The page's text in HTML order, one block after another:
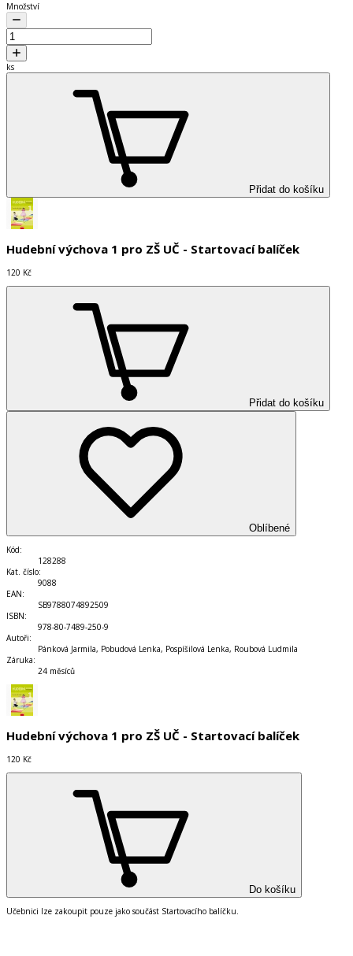
Množství
ks
Přidat do košíku
Hudební výchova 1 pro ZŠ UČ - Startovací balíček
120 Kč
Přidat do košíku
Oblíbené
Kód:
128288
Kat. číslo:
9088
EAN:
SB9788074892509
ISBN:
978-80-7489-250-9
Autoři:
Pánková Jarmila, Pobudová Lenka, Pospíšilová Lenka, Roubová Ludmila
Záruka:
24 měsíců
Hudební výchova 1 pro ZŠ UČ - Startovací balíček
120 Kč
Do košíku
Učebnici lze zakoupit pouze jako součást Startovacího balíčku.